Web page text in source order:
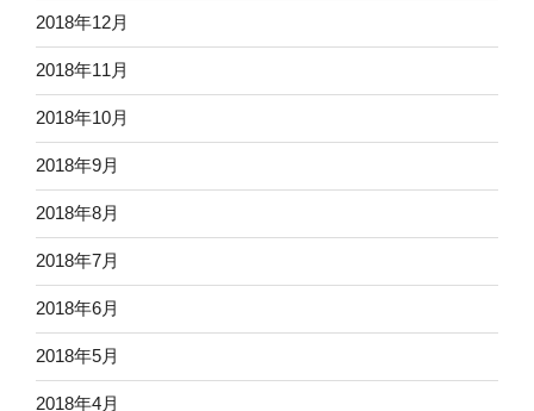
2018年12月
2018年11月
2018年10月
2018年9月
2018年8月
2018年7月
2018年6月
2018年5月
2018年4月